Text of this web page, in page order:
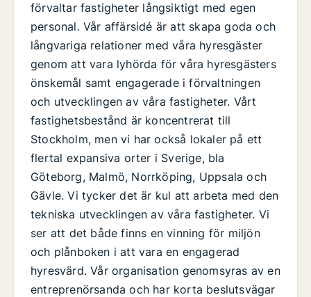
förvaltar fastigheter långsiktigt med egen
personal. Vår affärsidé är att skapa goda och
långvariga relationer med våra hyresgäster
genom att vara lyhörda för våra hyresgästers
önskemål samt engagerade i förvaltningen
och utvecklingen av våra fastigheter. Vårt
fastighetsbestånd är koncentrerat till
Stockholm, men vi har också lokaler på ett
flertal expansiva orter i Sverige, bla
Göteborg, Malmö, Norrköping, Uppsala och
Gävle. Vi tycker det är kul att arbeta med den
tekniska utvecklingen av våra fastigheter. Vi
ser att det både finns en vinning för miljön
och plånboken i att vara en engagerad
hyresvärd. Vår organisation genomsyras av en
entreprenörsanda och har korta beslutsvägar